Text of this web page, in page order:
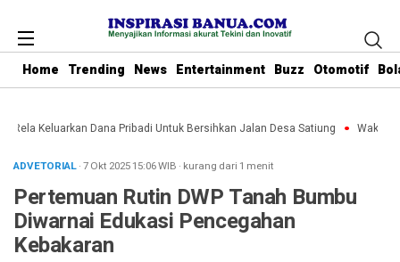
Home Trending News Entertainment Buzz Otomotif
Keluarkan Dana Pribadi Untuk Bersihkan Jalan Desa Satiung Waket
ADVETORIAL· 7 Okt 202515:06WIB · kurang dari 1 menit
Pertemuan Rutin DWP Tanah Bumbu
Diwarnai Edukasi Pencegahan
Kebakaran